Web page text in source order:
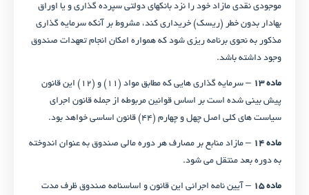
موجودی نقدی مازاد خود را نزد بانکهای دولتی سپرده‌ گذاری و یا اوراق
بهادار بدون خطر (ریسک) خریداری کند، مشروط بر آنکه سرمایه‌ گذاری
مذکور به نحوی برنامه ‌ریزی شود که همواره امکان انجام تعهدات صندوق
وجود داشته‌ باشد.
ماده ۱۳
– سرمایه‌ گذاری‌ هایی که مطابق مواد (۱۱) و (۱۲) این قانون
پیش‌ بینی شده است بر اساس قوانین مربوطه از جمله قانون اجرای
سیاست‌ های کلی اصل چهل و چهارم (۴۴) قانون اساسی خواهد بود.
ماده ۱۴
– مازاد منابع بر مصارف هر دوره مالی صندوق به عنوان اندوخته
به دوره بعد منتقل می ‌شود.
ماده ۱۵
– آیین ‌نامه اجرائی این قانون و اساسنامه صندوق ظرف مدت